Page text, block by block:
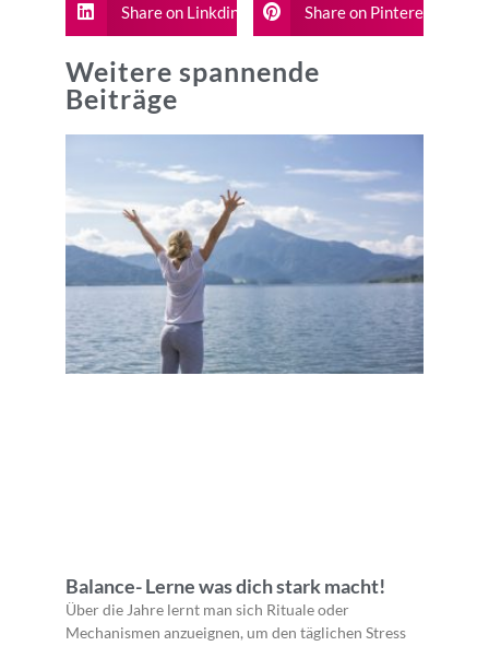
Share on Linkdin Share on Pinterest
Weitere spannende
Beiträge
Balance- Lerne was dich stark macht!
Über die Jahre lernt man sich Rituale oder
Mechanismen anzueignen, um den täglichen Stress